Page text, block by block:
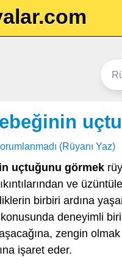
(Rüyanı Yaz)
uçtuğunu görmek
ve
birbiri ardına
konusunda deneyimli
zengin
işaret eder.